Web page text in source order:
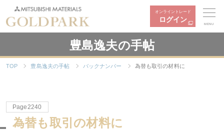
オンライントレード
ログイン
MENU
豊島逸夫の手帖
TOP 豊島逸夫の手帖 バックナンバー 為替も取引の材料に
Page2240
為替も取引の材料に